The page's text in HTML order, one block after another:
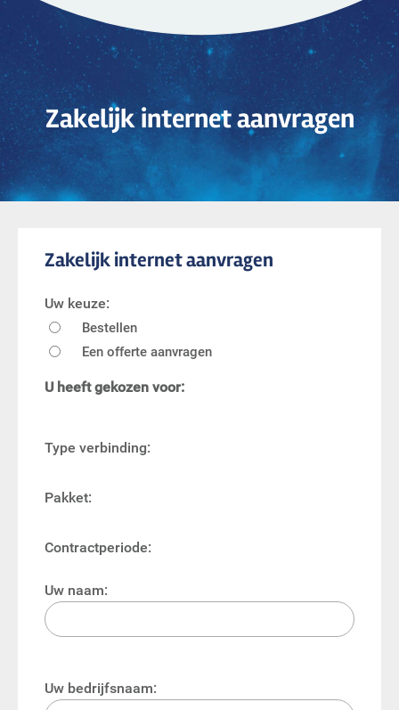
Zakelijk internet aanvragen
Zakelijk internet aanvragen
Uw keuze:
Bestellen
Een offerte aanvragen
U heeft gekozen voor:
Type verbinding:
Pakket:
Contractperiode:
Uw naam:
Uw bedrijfsnaam: